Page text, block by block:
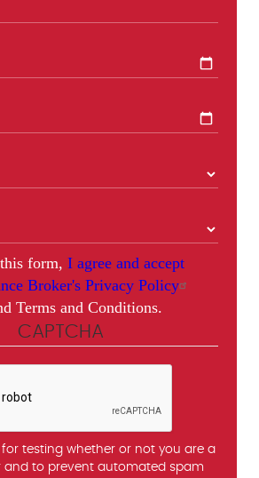
form, I agree and accept
Broker's Privacy Policy
Terms and Conditions.
CAPTCHA
for testing whether or not you are a
and to prevent automated spam